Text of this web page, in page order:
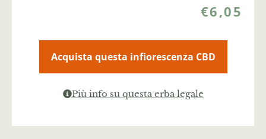
€6,05
Acquista questa infiorescenza CBD
Più info su questa erba legale